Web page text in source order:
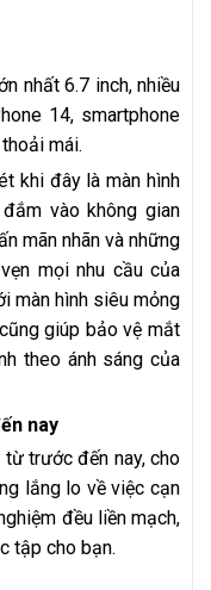
nhất 6.7 inch, nhiều
14, smartphone
mái.
khi đây là màn hình
vào không gian
mãn nhãn và những
mọi nhu cầu của
màn hình siêu mỏng
giúp bảo vệ mắt
theo ánh sáng của
nay
trước đến nay, cho
lắng lo về việc cạn
đều liền mạch,
tập cho bạn.